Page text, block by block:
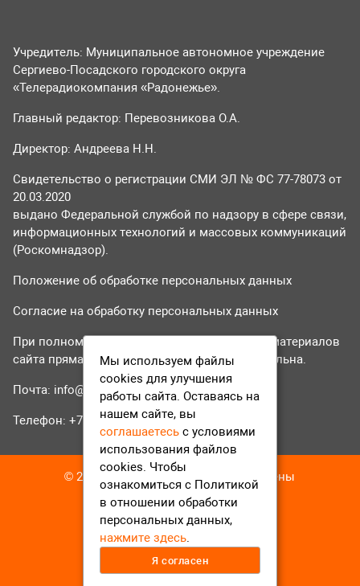
Учредитель: Муниципальное автономное учреждение
Сергиево-Посадского городского округа
«Телерадиокомпания «Радонежье».
Главный редактор: Перевозникова О.А.
Директор: Андреева Н.Н.
Свидетельство о регистрации СМИ ЭЛ № ФС 77-78073 от
20.03.2020
выдано Федеральной службой по надзору в сфере связи,
информационных технологий и массовых коммуникаций
(Роскомнадзор).
Положение об обработке персональных данных
Согласие на обработку персональных данных
При полном или частичном использовании материалов
сайта прямая гиперссылка на tvr24.tv обязательна.
Почта: info@tvr24.tv
Телефон: +7 (496) 551-04-95
© 2016-2023 ТВР24 Все права защищены
Мы используем файлы
cookies для улучшения
работы сайта. Оставаясь на
нашем сайте, вы
соглашаетесь с условиями
использования файлов
cookies. Чтобы
ознакомиться с Политикой
в отношении обработки
персональных данных,
нажмите здесь.
Я согласен